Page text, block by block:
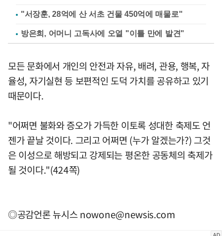
"서장훈, 28억에 산 서초 건물 450억에 매물로"
방은희, 어머니 고독사에 오열 "이틀 만에 발견"
모든 문화에서 개인의 안전과 자유, 배려, 관용, 행복, 자
율성, 자기실현 등 보편적인 도덕 가치를 공유하고 있기
때문이다.
"어쩌면 불화와 증오가 가득한 이토록 성대한 축제도 언
젠가 끝날 것이다. 그리고 어쩌면 (누가 알겠는가?) 그것
은 이성으로 해방되고 강제되는 평온한 공동체의 축제가
될 것이다."(424쪽)
◎공감언론 뉴시스nowone@newsis.com